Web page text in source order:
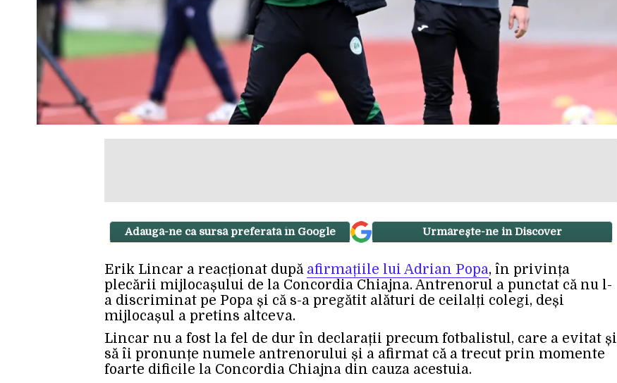
Adaugă-ne ca sursă preferată în Google Urmărește-ne in Discover
Erik Lincar a reacționat după afirmațiile lui Adrian Popa, în privința
plecării mijlocașului de la Concordia Chiajna. Antrenorul a punctat că nu l-
a discriminat pe Popa și că s-a pregătit alături de ceilalți colegi, deși
mijlocașul a pretins altceva.
Lincar nu a fost la fel de dur în declarații precum fotbalistul, care a evitat și
să îi pronunțe numele antrenorului și a afirmat că a trecut prin momente
foarte dificile la Concordia Chiajna din cauza acestuia.